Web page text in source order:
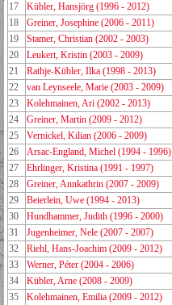
17
Kübler, Hansjörg (1996 - 2012)
18
Greiner, Josephine (2006 - 2011)
19
Stamer, Christian (2002 - 2003)
20
Leukert, Kristin (2003 - 2009)
21
Rathje-Kübler, Ilka (1998 - 2013)
22
van Leynseele, Marie (2003 - 2009)
23
Kolehmainen, Ari (2002 - 2013)
24
Greiner, Martin (2009 - 2012)
25
Vernickel, Kilian (2006 - 2009)
26
Arsac-England, Michel (1994 - 1996)
27
Ehrlinger, Kristina (1991 - 1997)
28
Greiner, Annkathrin (2007 - 2009)
29
Beierlein, Uwe (1994 - 2013)
30
Hundhammer, Judith (1996 - 2000)
31
Jugenheimer, Nele (2007 - 2007)
32
Riehl, Hans-Joachim (2009 - 2012)
33
Werner, Péter (2004 - 2006)
34
Kübler, Arne (2008 - 2009)
35
Kolehmainen, Emilia (2009 - 2012)